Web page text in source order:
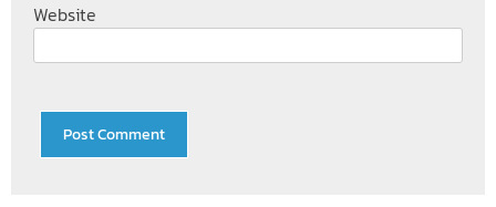
Website